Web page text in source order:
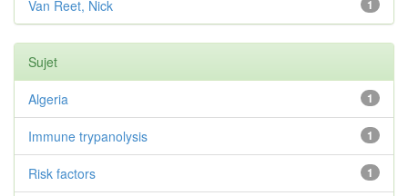
1
Van Reet, Nick
Sujet
1
Algeria
1
Immune trypanolysis
1
Risk factors